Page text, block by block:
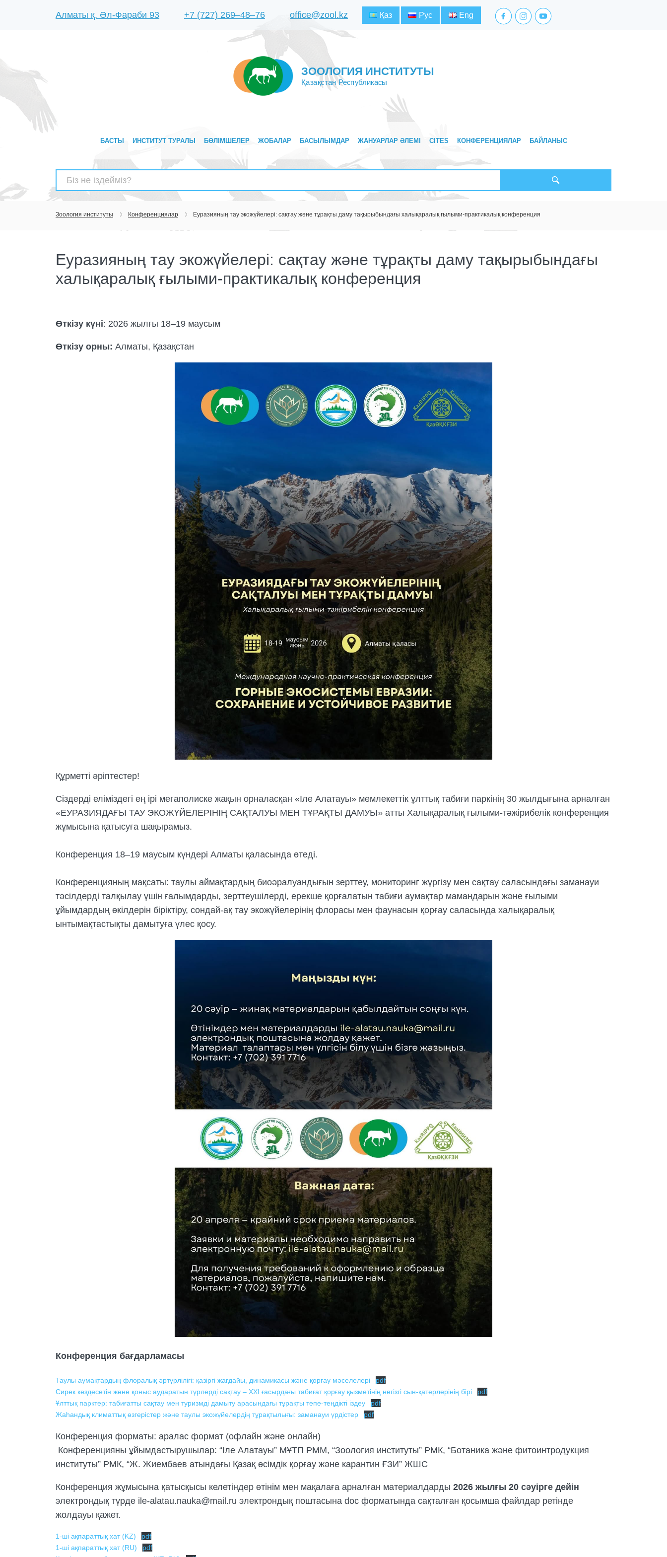
Алматы қ. Әл-Фараби 93 +7 (727) 269‒48‒76 office@zool.kz Қаз Рус Eng facebook.com
instagram.com
youtube.com
ЗООЛОГИЯ ИНСТИТУТЫ
Қазақстан Республикасы
БАСТЫ ИНСТИТУТ ТУРАЛЫ БӨЛІМШЕЛЕР ЖОБАЛАР БАСЫЛЫМДАР ЖАНУАРЛАР ӘЛЕМІ CITES КОНФЕРЕНЦИЯЛАР БАЙЛАНЫС
Найти:
Зоология институты Конференциялар Еуразияның тау экожүйелері: сақтау және тұрақты даму тақырыбындағы халықаралық ғылыми-практикалық конференция
Еуразияның тау экожүйелері: сақтау және тұрақты даму тақырыбындағы
халықаралық ғылыми-практикалық конференция
Өткізу күні: 2026 жылғы 18–19 маусым
Өткізу орны: Алматы, Қазақстан
Құрметті әріптестер!
Сіздерді еліміздегі ең ірі мегаполиске жақын орналасқан «Іле Алатауы» мемлекеттік ұлттық табиғи паркінің 30 жылдығына арналған
«ЕУРАЗИЯДАҒЫ ТАУ ЭКОЖҮЙЕЛЕРІНІҢ САҚТАЛУЫ МЕН ТҰРАҚТЫ ДАМУЫ» атты Халықаралық ғылыми-тәжірибелік конференция
жұмысына қатысуға шақырамыз.
Конференция 18–19 маусым күндері Алматы қаласында өтеді.
Конференцияның мақсаты: таулы аймақтардың биоәралуандығын зерттеу, мониторинг жүргізу мен сақтау саласындағы заманауи
тәсілдерді талқылау үшін ғалымдарды, зерттеушілерді, ерекше қорғалатын табиғи аумақтар мамандарын және ғылыми
ұйымдардың өкілдерін біріктіру, сондай-ақ тау экожүйелерінің флорасы мен фаунасын қорғау саласында халықаралық
ынтымақтастықты дамытуға үлес қосу.
Конференция бағдарламасы
Таулы аумақтардың флоралық әртүрлілігі: қазіргі жағдайы, динамикасы және қорғау мәселелері
pdf
Сирек кездесетін және қоныс аударатын түрлерді сақтау – XXI ғасырдағы табиғат қорғау қызметінің негізгі сын-қатерлерінің бірі
pdf
Ұлттық парктер: табиғатты сақтау мен туризмді дамыту арасындағы тұрақты тепе-теңдікті іздеу
pdf
Жаһандық климаттық өзгерістер және таулы экожүйелердің тұрақтылығы: заманауи үрдістер
pdf
Конференция форматы: аралас формат (офлайн және онлайн)
Конференцияны ұйымдастырушылар: “Іле Алатауы” МҰТП РММ, “Зоология институты” РМК, “Ботаника және фитоинтродукция
институты” РМК, “Ж. Жиембаев атындағы Қазақ өсімдік қорғау және карантин ҒЗИ” ЖШС
Конференция жұмысына қатысқысы келетіндер өтінім мен мақалаға арналған материалдарды 2026 жылғы 20 сәуірге дейін
электрондық түрде ile-alatau.nauka@mail.ru электрондық поштасына doc форматында сақталған қосымша файлдар ретінде
жолдауы қажет.
1-ші ақпараттық хат (KZ)
pdf
1-ші ақпараттық хат (RU)
pdf